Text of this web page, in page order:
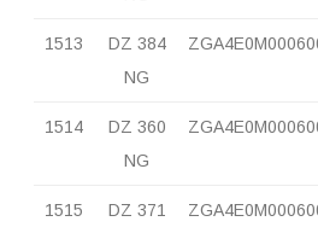
1513
DZ 384
NG
1514
DZ 360
NG
1515
DZ 371